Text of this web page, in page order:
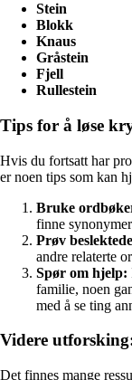
Stein
Blokk
Knaus
Gråstein
Fjell
Rullestein
Tips for å løse
Hvis du fortsatt har
er noen tips som kan
Bruke
finne
Prøv
andre relaterte
Spør om hjelp:
familie, noen
med å se ting
Videre
Det finnes mange